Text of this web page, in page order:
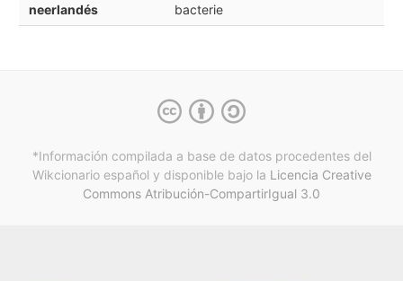
neerlandés bacterie
*Información compilada a base de datos procedentes del
Wikcionario español y disponible bajo la Licencia Creative
Commons Atribución-CompartirIgual 3.0